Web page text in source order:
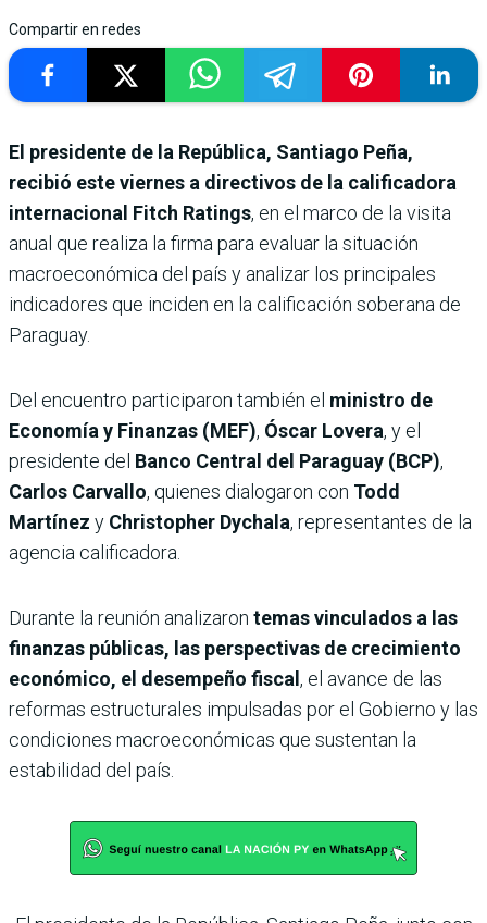
Compartir en redes
El presidente de la República, Santiago Peña,
recibió este viernes a directivos de la calificadora
internacional Fitch Ratings, en el marco de la visita
anual que realiza la firma para evaluar la situación
macroeconómica del país y analizar los principales
indicadores que inciden en la calificación soberana de
Paraguay.
Del encuentro participaron también el ministro de
Economía y Finanzas (MEF), Óscar Lovera, y el
presidente del Banco Central del Paraguay (BCP),
Carlos Carvallo, quienes dialogaron con Todd
Martínez y Christopher Dychala, representantes de la
agencia calificadora.
Durante la reunión analizaron temas vinculados a las
finanzas públicas, las perspectivas de crecimiento
económico, el desempeño fiscal, el avance de las
reformas estructurales impulsadas por el Gobierno y las
condiciones macroeconómicas que sustentan la
estabilidad del país.